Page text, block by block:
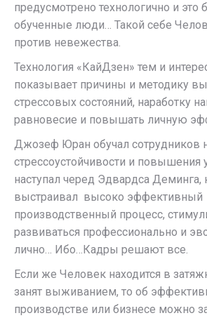
предусмотрено технологично и это
обученные люди… Такой себе
против невежества.
Технология «КайДзен» тем и
показывает причины и методику
стрессовых состояний, наработку
равновесие и повышать личную
Джозеф Юран обучал сотрудников
стрессоустойчивости и повышения
наступал черед Эдвардса Деминга,
выстраивал высоко эффективный
производственный процесс,
развиваться профессионально и
лично… Ибо…Кадры решают все.
Если же Человек находится в
занят выживанием, то об
производстве или бизнесе можно